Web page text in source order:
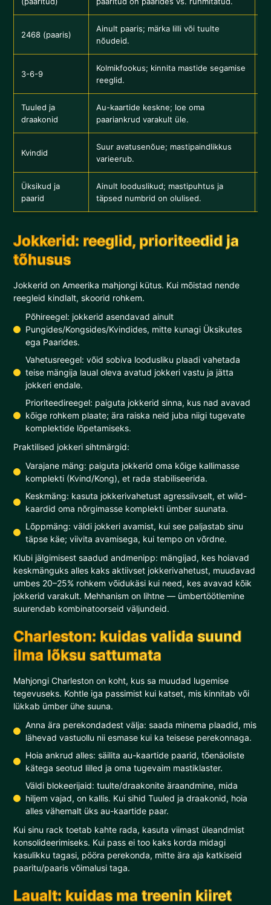
2468 (paaris)
Ainult paaris; märka lilli või tuulte
nõudeid.
3-6-9
Kolmikfookus; kinnita mastide segamise
reeglid.
Tuuled ja
draakonid
Au-kaartide keskne; loe oma
paariankrud varakult üle.
Kvindid
Suur avatusenõue; mastipaindlikkus
varieerub.
Üksikud ja
paarid
Ainult looduslikud; mastipuhtus ja
täpsed numbrid on olulised.
Jokkerid: reeglid, prioriteedid ja
tõhusus
Jokkerid on Ameerika mahjongi kütus. Kui mõistad nende
reegleid kindlalt, skoorid rohkem.
Põhireegel: jokkerid asendavad ainult
Pungides/Kongsides/Kvindides, mitte kunagi Üksikutes
ega Paarides.
Vahetusreegel: võid sobiva loodusliku plaadi vahetada
teise mängija laual oleva avatud jokkeri vastu ja jätta
jokkeri endale.
Prioriteedireegel: paiguta jokkerid sinna, kus nad avavad
kõige rohkem plaate; ära raiska neid juba niigi tugevate
komplektide lõpetamiseks.
Praktilised jokkeri sihtmärgid:
Varajane mäng: paiguta jokkerid oma kõige kallimasse
komplekti (Kvind/Kong), et rada stabiliseerida.
Keskmäng: kasuta jokkerivahetust agressiivselt, et wild-
kaardid oma nõrgimasse komplekti ümber suunata.
Lõppmäng: väldi jokkeri avamist, kui see paljastab sinu
täpse käe; viivita avamisega, kui tempo on võrdne.
Klubi jälgimisest saadud andmenipp: mängijad, kes hoiavad
keskmänguks alles kaks aktiivset jokkerivahetust, muudavad
umbes 20–25% rohkem võidukäsi kui need, kes avavad kõik
jokkerid varakult. Mehhanism on lihtne — ümbertöötlemine
suurendab kombinatoorseid väljundeid.
Charleston: kuidas valida suund
ilma lõksu sattumata
Mahjongi Charleston on koht, kus sa muudad lugemise
tegevuseks. Kohtle iga passimist kui katset, mis kinnitab või
lükkab ümber ühe suuna.
Anna ära perekondadest välja: saada minema plaadid, mis
lähevad vastuollu nii esmase kui ka teisese perekonnaga.
Hoia ankrud alles: säilita au-kaartide paarid, tõenäoliste
kätega seotud lilled ja oma tugevaim mastiklaster.
Väldi blokeerijaid: tuulte/draakonite äraandmine, mida
hiljem vajad, on kallis. Kui sihid Tuuled ja draakonid, hoia
alles vähemalt üks au-kaartide paar.
Kui sinu rack toetab kahte rada, kasuta viimast üleandmist
konsolideerimiseks. Kui pass ei too kaks korda midagi
kasulikku tagasi, pööra perekonda, mitte ära aja katkiseid
paaritu/paaris võimalusi taga.
Laualt: kuidas ma treenin kiiret